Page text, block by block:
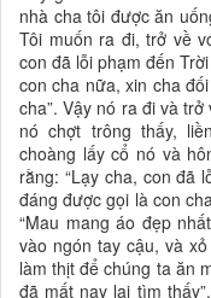
nhà cha tôi được ăn
Tôi muốn ra đi, trở về
con đã lỗi phạm đến
con cha nữa, xin cha
cha”. Vậy nó ra đi và
nó chợt trông thấy,
choàng lấy cổ nó và
rằng: “Lạy cha, con đã
đáng được gọi là con
“Mau mang áo đẹp
vào ngón tay cậu, và
làm thịt để chúng ta ăn
đã mất nay lại tìm